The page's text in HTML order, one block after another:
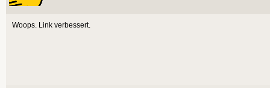
Woops. Link verbessert.